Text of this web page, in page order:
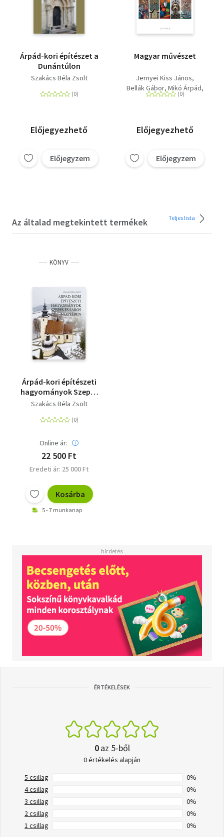
Árpád-kori építészet a
Dunántúlon
Szakács Béla Zsolt
Előjegyezhető
Előjegyzem
Magyar művészet
Jernyei Kiss János
Bellák Gábor Mikó Árpád
Keserű Katalin
Előjegyezhető
Előjegyzem
Az általad megtekintett termékek Teljes lista
KÖNYV
Árpád-kori építészeti
hagyományok Szepes
és Sáros megyében I-II.
Szakács Béla Zsolt
Online ár:
22 500 Ft
Eredeti ár: 25 000 Ft
Kosárba
5 - 7 munkanap
ÉRTÉKELÉSEK
0az 5-ből
0 értékelés alapján
5 csillag
0%
4 csillag
0%
3 csillag
0%
2 csillag
0%
1 csillag
0%